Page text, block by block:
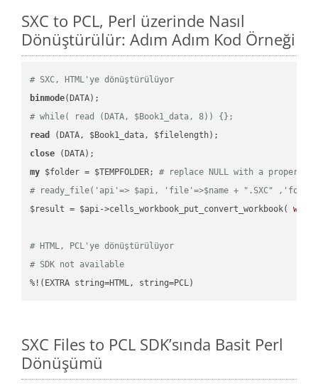
SXC to PCL, Perl üzerinde Nasıl
Dönüştürülür: Adım Adım Kod Örneği
# SXC, HTML'ye dönüştürülüyor
binmode
# while( read (DATA, $Book1_data, 8)) {};
read
close
my $folder = $TEMPFOLDER; # replace NULL with a proper
# ready_file('api'=> $api, 'file'=>$name + ".SXC"
$result = $api->cells_workbook_put_convert_workbook(
# HTML, PCL'ye dönüştürülüyor
# SDK not available
%!(EXTRA string=HTML, string=PCL)
SXC Files to PCL SDK’sında Basit Perl
Dönüşümü